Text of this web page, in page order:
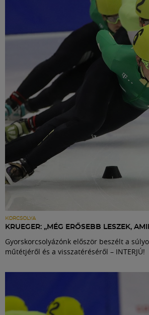
KORCSOLYA
KRUEGER: „MÉG ERŐSEBB LESZEK,
Gyorskorcsolyázónk először beszélt a
műtétjéről és a visszatéréséről – INTERJÚ!